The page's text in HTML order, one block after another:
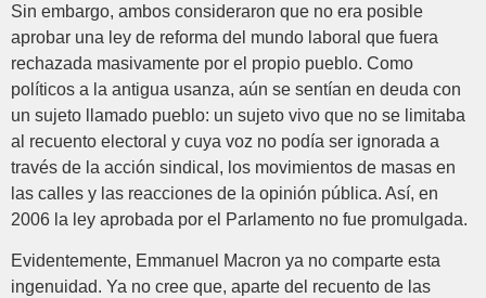
Sin embargo, ambos consideraron que no era posible
aprobar una ley de reforma del mundo laboral que fuera
rechazada masivamente por el propio pueblo. Como
políticos a la antigua usanza, aún se sentían en deuda con
un sujeto llamado pueblo: un sujeto vivo que no se limitaba
al recuento electoral y cuya voz no podía ser ignorada a
través de la acción sindical, los movimientos de masas en
las calles y las reacciones de la opinión pública. Así, en
2006 la ley aprobada por el Parlamento no fue promulgada.
Evidentemente, Emmanuel Macron ya no comparte esta
ingenuidad. Ya no cree que, aparte del recuento de las